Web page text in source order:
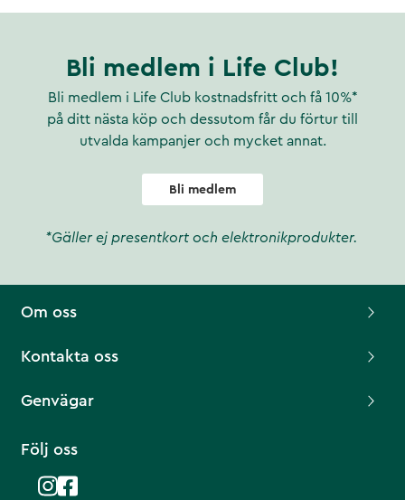
Bli medlem i Life Club!
Bli medlem i Life Club kostnadsfritt och få 10%*
på ditt nästa köp och dessutom får du förtur till
utvalda kampanjer och mycket annat.
Bli medlem
*Gäller ej presentkort och elektronikprodukter.
Om oss
Kontakta oss
Genvägar
Följ oss